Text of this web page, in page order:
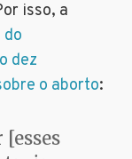
isso, a
dez
o aborto: